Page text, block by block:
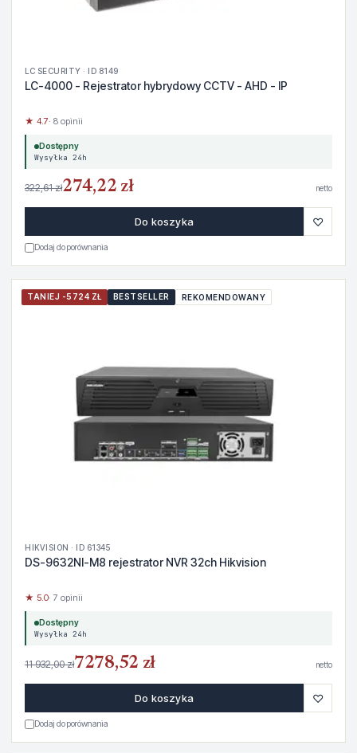
LC SECURITY · ID 8149
LC-4000 - Rejestrator hybrydowy CCTV - AHD - IP
★ 4.7· 8 opinii
Dostępny
Wysyłka 24h
322,61 zł274,22 zł netto
Do koszyka ♡
Dodaj do porównania
TANIEJ -5724 ZŁ BESTSELLER REKOMENDOWANY
HIKVISION · ID 61345
DS-9632NI-M8 rejestrator NVR 32ch Hikvision
★ 5.0· 7 opinii
Dostępny
Wysyłka 24h
11 932,00 zł7278,52 zł netto
Do koszyka ♡
Dodaj do porównania